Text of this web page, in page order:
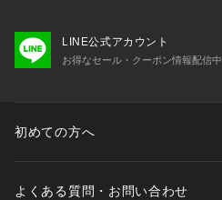
LINE公式アカウント
お得なセール・クーポン情報配信中
初めての方へ
よくある質問・お問い合わせ